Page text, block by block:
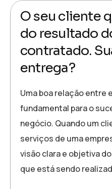
O seu cliente
do resultado
contratado.
entrega?
Uma boa relação entre
fundamental para o
negócio. Quando um
serviços de uma
visão clara e objetiva
que está sendo